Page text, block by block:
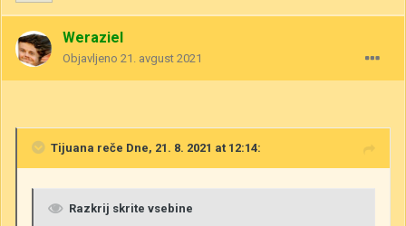
Weraziel
Objavljeno 21. avgust 2021
Tijuana reče Dne, 21. 8. 2021 at 12:14:
Razkrij skrite vsebine